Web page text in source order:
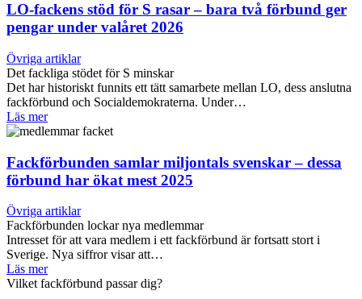
LO-fackens stöd för S rasar – bara två förbund ger
pengar under valåret 2026
Övriga artiklar
Det fackliga stödet för S minskar
Det har historiskt funnits ett tätt samarbete mellan LO, dess anslutna
fackförbund och Socialdemokraterna. Under…
Läs mer
Fackförbunden samlar miljontals svenskar – dessa
förbund har ökat mest 2025
Övriga artiklar
Fackförbunden lockar nya medlemmar
Intresset för att vara medlem i ett fackförbund är fortsatt stort i
Sverige. Nya siffror visar att…
Läs mer
Vilket fackförbund passar dig?